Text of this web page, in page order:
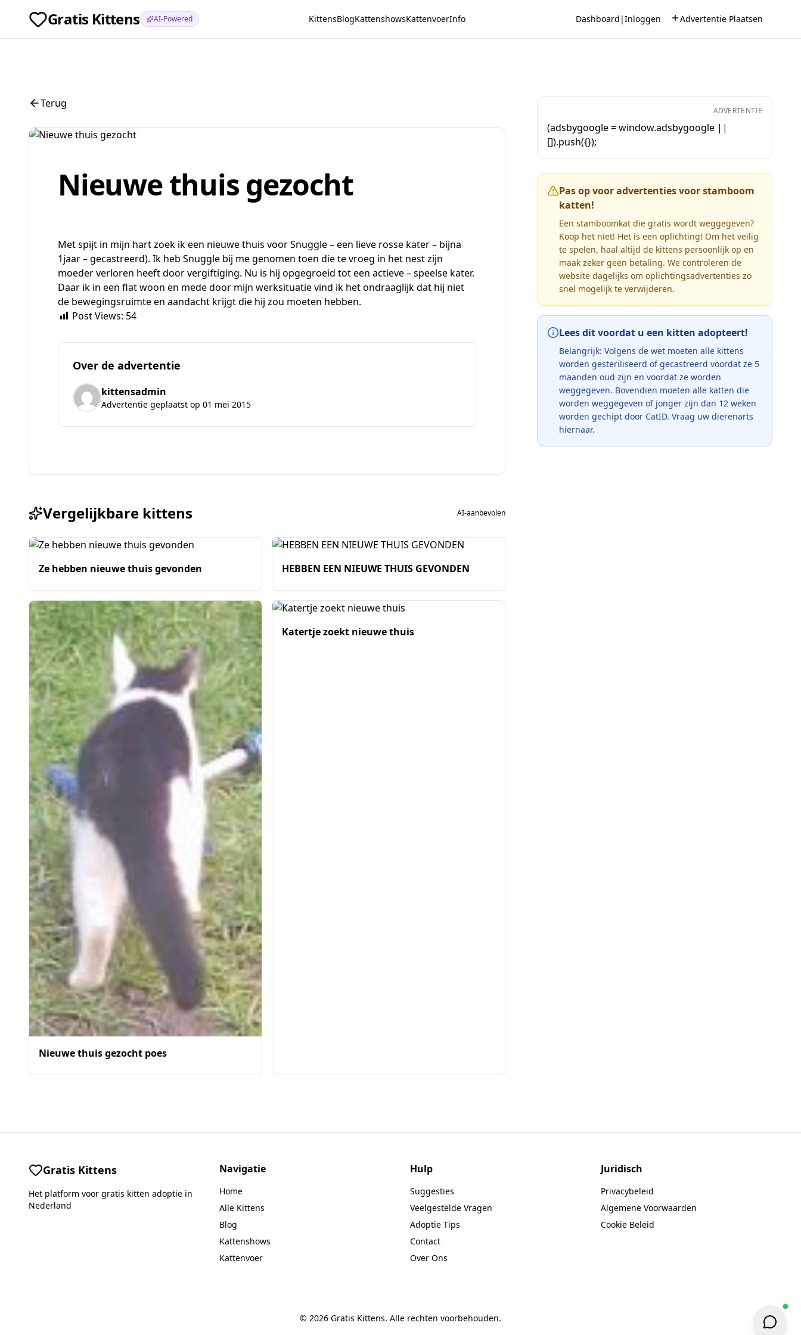
Gratis Kittens AI-Powered KittensBlogKattenshowsKattenvoerInfo Dashboard |Inloggen Advertentie Plaatsen
Terug
Nieuwe thuis gezocht
Met spijt in mijn hart zoek ik een nieuwe thuis voor Snuggle – een lieve rosse kater – bijna
1jaar – gecastreerd). Ik heb Snuggle bij me genomen toen die te vroeg in het nest zijn
moeder verloren heeft door vergiftiging. Nu is hij opgegroeid tot een actieve – speelse kater.
Daar ik in een flat woon en mede door mijn werksituatie vind ik het ondraaglijk dat hij niet
de bewegingsruimte en aandacht krijgt die hij zou moeten hebben.
Post Views: 54
Over de advertentie
kittensadmin
Advertentie geplaatst op 01 mei 2015
Vergelijkbare kittens AI-aanbevolen
Ze hebben nieuwe thuis gevonden HEBBEN EEN NIEUWE THUIS GEVONDEN
Nieuwe thuis gezocht poes
Katertje zoekt nieuwe thuis
ADVERTENTIE
(adsbygoogle = window.adsbygoogle ||
[]).push({});
Pas op voor advertenties voor stamboom
katten!
Een stamboomkat die gratis wordt weggegeven?
Koop het niet! Het is een oplichting! Om het veilig
te spelen, haal altijd de kittens persoonlijk op en
maak zeker geen betaling. We controleren de
website dagelijks om oplichtingsadvertenties zo
snel mogelijk te verwijderen.
Lees dit voordat u een kitten adopteert!
Belangrijk: Volgens de wet moeten alle kittens
worden gesteriliseerd of gecastreerd voordat ze 5
maanden oud zijn en voordat ze worden
weggegeven. Bovendien moeten alle katten die
worden weggegeven of jonger zijn dan 12 weken
worden gechipt door CatID. Vraag uw dierenarts
hiernaar.
Gratis Kittens
Het platform voor gratis kitten adoptie in
Nederland
Navigatie
Home
Alle Kittens
Blog
Kattenshows
Kattenvoer
Hulp
Suggesties
Veelgestelde Vragen
Adoptie Tips
Contact
Over Ons
Juridisch
Privacybeleid
Algemene Voorwaarden
Cookie Beleid
© 2026 Gratis Kittens. Alle rechten voorbehouden.